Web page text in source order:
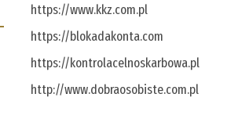
https://www.kkz.com.pl
https://blokadakonta.com
https://kontrolacelnoskarbowa.pl
http://www.dobraosobiste.com.pl